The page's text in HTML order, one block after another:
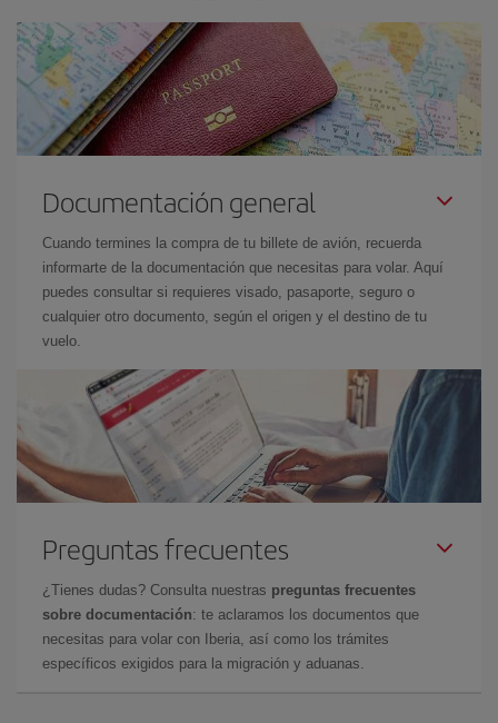
Documentación general
Cuando termines la compra de tu billete de avión, recuerda
informarte de la documentación que necesitas para volar. Aquí
puedes consultar si requieres visado, pasaporte, seguro o
cualquier otro documento, según el origen y el destino de tu
vuelo.
Preguntas frecuentes
¿Tienes dudas? Consulta nuestras preguntas frecuentes
sobre documentación: te aclaramos los documentos que
necesitas para volar con Iberia, así como los trámites
específicos exigidos para la migración y aduanas.